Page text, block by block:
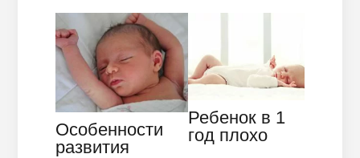
позы, виды
бороться
Особенности
развития
Ребенок в 1
год плохо